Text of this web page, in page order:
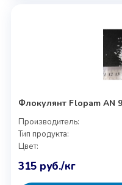
Флокулянт Flopam AN
Производитель:
Тип продукта:
Цвет:
315 руб./кг